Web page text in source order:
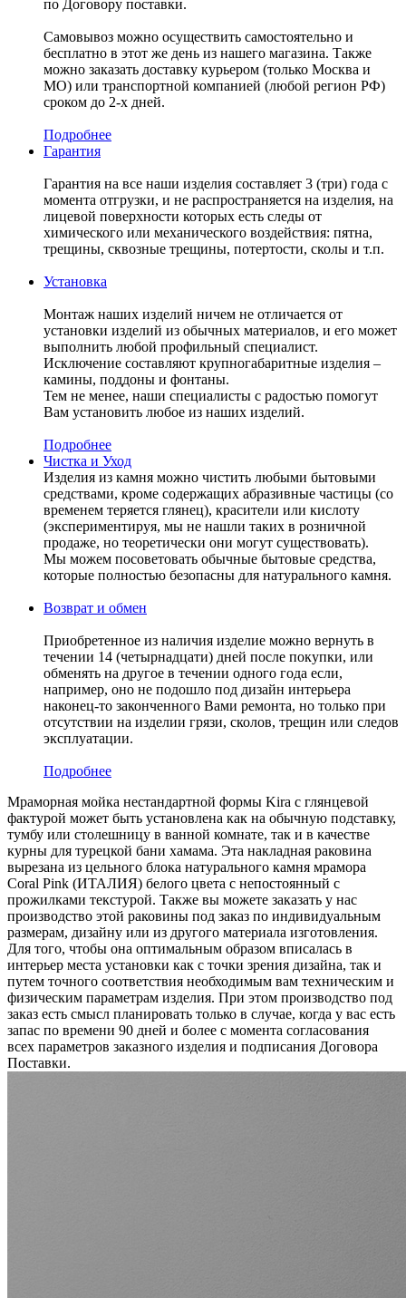
по Договору поставки.
Самовывоз можно осуществить самостоятельно и
бесплатно в этот же день из нашего магазина. Также
можно заказать доставку курьером (только Москва и
МО) или транспортной компанией (любой регион РФ)
сроком до 2-х дней.
Подробнее
Гарантия
Гарантия на все наши изделия составляет 3 (три) года с
момента отгрузки, и не распространяется на изделия, на
лицевой поверхности которых есть следы от
химического или механического воздействия: пятна,
трещины, сквозные трещины, потертости, сколы и т.п.
Установка
Монтаж наших изделий ничем не отличается от
установки изделий из обычных материалов, и его может
выполнить любой профильный специалист.
Исключение составляют крупногабаритные изделия –
камины, поддоны и фонтаны.
Тем не менее, наши специалисты с радостью помогут
Вам установить любое из наших изделий.
Подробнее
Чистка и Уход
Изделия из камня можно чистить любыми бытовыми
средствами, кроме содержащих абразивные частицы (со
временем теряется глянец), красители или кислоту
(экспериментируя, мы не нашли таких в розничной
продаже, но теоретически они могут существовать).
Мы можем посоветовать обычные бытовые средства,
которые полностью безопасны для натурального камня.
Возврат и обмен
Приобретенное из наличия изделие можно вернуть в
течении 14 (четырнадцати) дней после покупки, или
обменять на другое в течении одного года если,
например, оно не подошло под дизайн интерьера
наконец-то законченного Вами ремонта, но только при
отсутствии на изделии грязи, сколов, трещин или следов
эксплуатации.
Подробнее
Мраморная мойка нестандартной формы Kira с глянцевой
фактурой может быть установлена как на обычную подставку,
тумбу или столешницу в ванной комнате, так и в качестве
курны для турецкой бани хамама. Эта накладная раковина
вырезана из цельного блока натурального камня мрамора
Coral Pink (ИТАЛИЯ) белого цвета c непостоянный с
прожилками текстурой. Также вы можете заказать у нас
производство этой раковины под заказ по индивидуальным
размерам, дизайну или из другого материала изготовления.
Для того, чтобы она оптимальным образом вписалась в
интерьер места установки как с точки зрения дизайна, так и
путем точного соответствия необходимым вам техническим и
физическим параметрам изделия. При этом производство под
заказ есть смысл планировать только в случае, когда у вас есть
запас по времени 90 дней и более с момента согласования
всех параметров заказного изделия и подписания Договора
Поставки.